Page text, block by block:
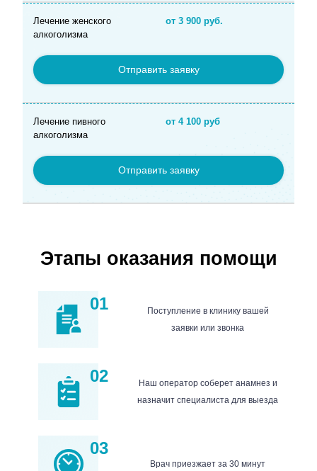
Лечение женского
алкоголизма
от 3 900 руб.
Отправить заявку
Лечение пивного
алкоголизма
от 4 100 руб
Отправить заявку
Этапы оказания помощи
01
Поступление в клинику вашей
заявки или звонка
02
Наш оператор соберет анамнез и
назначит специалиста для выезда
03
Врач приезжает за 30 минут